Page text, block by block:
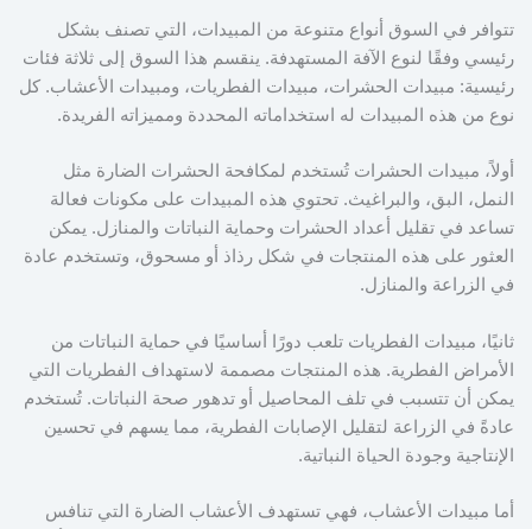
تتوافر في السوق أنواع متنوعة من المبيدات، التي تصنف بشكل
رئيسي وفقًا لنوع الآفة المستهدفة. ينقسم هذا السوق إلى ثلاثة فئات
رئيسية: مبيدات الحشرات، مبيدات الفطريات، ومبيدات الأعشاب. كل
نوع من هذه المبيدات له استخداماته المحددة ومميزاته الفريدة.
أولاً، مبيدات الحشرات تُستخدم لمكافحة الحشرات الضارة مثل
النمل، البق، والبراغيث. تحتوي هذه المبيدات على مكونات فعالة
تساعد في تقليل أعداد الحشرات وحماية النباتات والمنازل. يمكن
العثور على هذه المنتجات في شكل رذاذ أو مسحوق، وتستخدم عادة
في الزراعة والمنازل.
ثانيًا، مبيدات الفطريات تلعب دورًا أساسيًا في حماية النباتات من
الأمراض الفطرية. هذه المنتجات مصممة لاستهداف الفطريات التي
يمكن أن تتسبب في تلف المحاصيل أو تدهور صحة النباتات. تُستخدم
عادةً في الزراعة لتقليل الإصابات الفطرية، مما يسهم في تحسين
الإنتاجية وجودة الحياة النباتية.
أما مبيدات الأعشاب، فهي تستهدف الأعشاب الضارة التي تنافس